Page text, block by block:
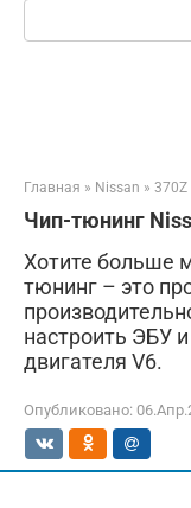
Поиск:
Главная » Nissan » 370Z
Чип-тюнинг
Хотите больше
тюнинг – это
настроить ЭБУ
двигателя V6.
Опубликовано: